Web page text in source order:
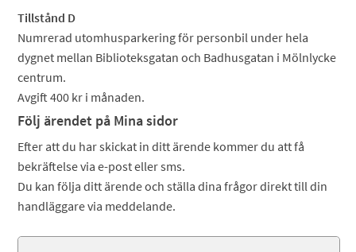
Tillstånd D
Numrerad utomhusparkering för personbil under hela
dygnet mellan Biblioteksgatan och Badhusgatan i Mölnlycke
centrum.
Avgift 400 kr i månaden.
Följ ärendet på Mina sidor
Efter att du har skickat in ditt ärende kommer du att få
bekräftelse via e-post eller sms.
Du kan följa ditt ärende och ställa dina frågor direkt till din
handläggare via meddelande.